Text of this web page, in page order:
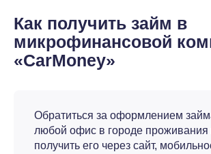
Как получить займ в
микрофинансовой
«CarMoney»
Обратиться за оформлением
любой офис в городе проживания
получить его через сайт,